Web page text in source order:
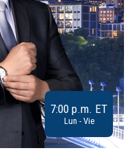
7:00 p.m. ET
Lun - Vie